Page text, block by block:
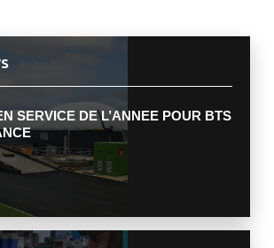
SERVICE DE L’ANNEE POUR BTS